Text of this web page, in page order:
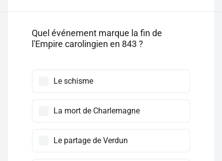
Quel événement marque la fin de
l'Empire carolingien en 843 ?
Le schisme
La mort de Charlemagne
Le partage de Verdun